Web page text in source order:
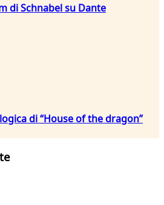
di Schnabel su Dante
di “House of the dragon”